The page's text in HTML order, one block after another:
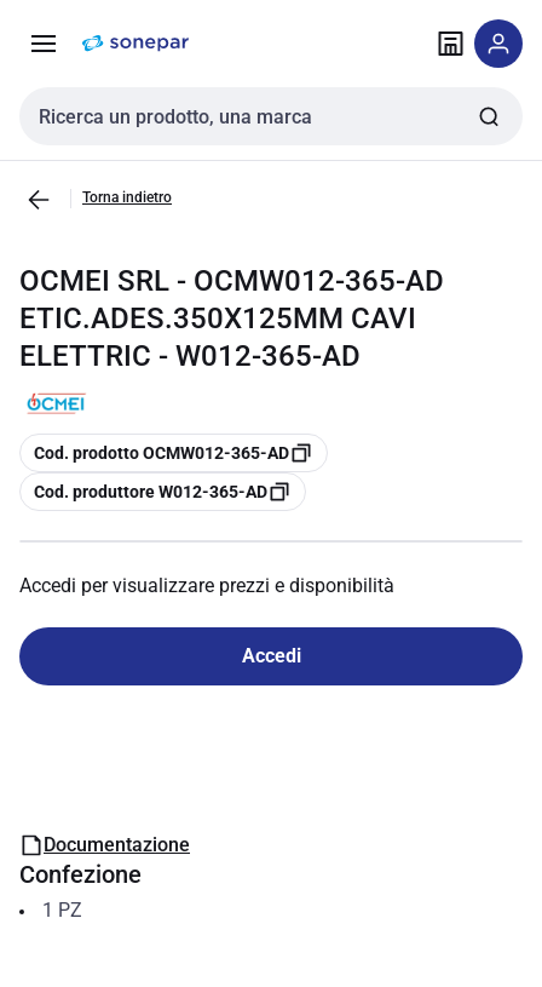
navigazione alla
Cerca input
Torna indietro
OCMEI SRL - OCMW012-365-AD
ETIC.ADES.350X125MM CAVI
ELETTRIC - W012-365-AD
copia
Cod. prodotto OCMW012-365-AD
copia
Cod. produttore W012-365-AD
Accedi per visualizzare prezzi e disponibilità
Accedi
Documentazione
Confezione
1 PZ